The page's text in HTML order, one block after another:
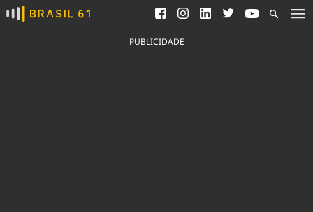
Ver todas as notícias
Saneamento
Indicadores
PUBLICIDADE